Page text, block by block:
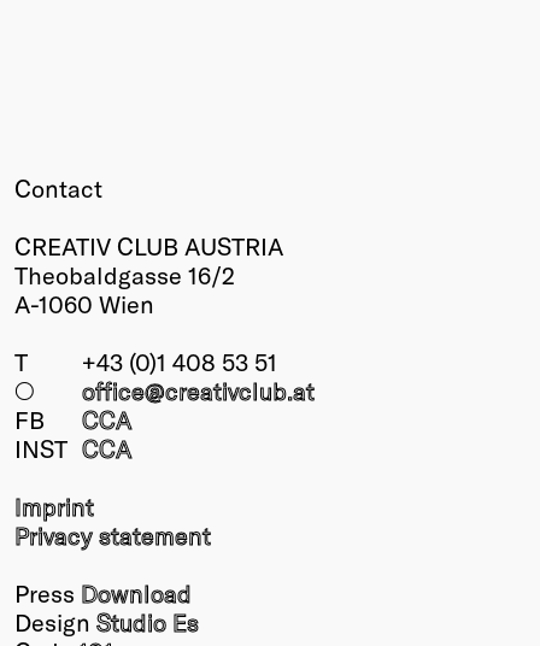
Contact
CREATIV CLUB AUSTRIA
Theobaldgasse 16/2
A-1060 Wien
T
+43 (0)1 408 53 51
○
office@creativclub.at
FB
CCA
INST CCA
Imprint
Privacy statement
Press Download
Design Studio Es